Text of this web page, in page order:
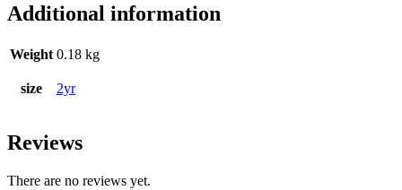
Additional information
Weight 0.18 kg
size 2yr
Reviews
There are no reviews yet.